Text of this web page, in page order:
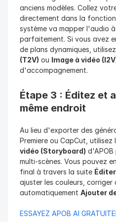
anciens modèles. Collez
directement dans la
système va mapper l'audio
parfaitement. Si vous avez
de plans dynamiques,
(T2V) ou Image à vidéo
d'accompagnement.
Étape 3 : Éditez et
même endroit
Au lieu d'exporter des
Premiere ou CapCut,
vidéo (Storyboard)
multi-scènes. Vous pouvez
final à travers la suite
ajuster les couleurs, corriger
automatiquement Ajouter
ESSAYEZ APOB AI